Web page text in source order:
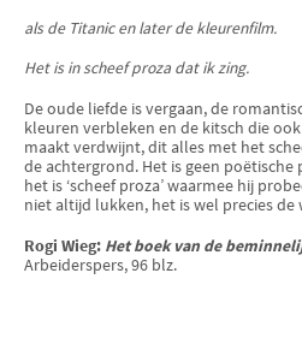
als de Titanic en later de kleurenfilm.
Het is in scheef proza dat ik zing.
De oude liefde is vergaan, de
kleuren verbleken en de kitsch die
maakt verdwijnt, dit alles met het
de achtergrond. Het is geen poëtische
het is ‘scheef proza’ waarmee hij
niet altijd lukken, het is wel precies de
Rogi Wieg: Het boek van de
Arbeiderspers, 96 blz.